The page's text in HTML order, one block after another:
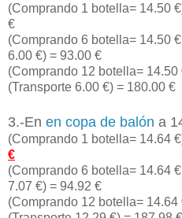
(Comprando 1 botella= 14.50
€
(Comprando 6 botella= 14.50
6.00 €) = 93.00 €
(Comprando 12 botella= 14.50
(Transporte 6.00 €) = 180.00 €
3.-En en copa de balón a
(Comprando 1 botella= 14.64
€
(Comprando 6 botella= 14.64
7.07 €) = 94.92 €
(Comprando 12 botella= 14.64